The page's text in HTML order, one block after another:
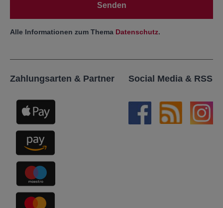
Senden
Alle Informationen zum Thema Datenschutz.
Zahlungsarten & Partner Social Media & RSS